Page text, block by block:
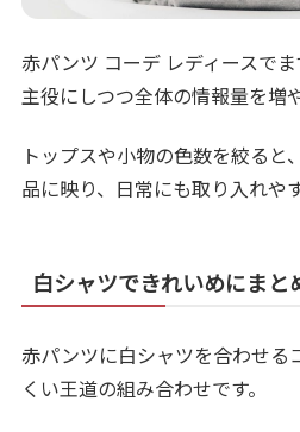
赤パンツ コーデ レディースで
主役にしつつ全体の情報量を増
トップスや小物の色数を絞ると
品に映り、日常にも取り入れや
白シャツできれいめにまと
赤パンツに白シャツを合わせる
くい王道の組み合わせです。